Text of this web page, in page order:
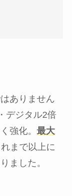
ありません
デジタル2倍
強化。 最大
まで以上に
ました。